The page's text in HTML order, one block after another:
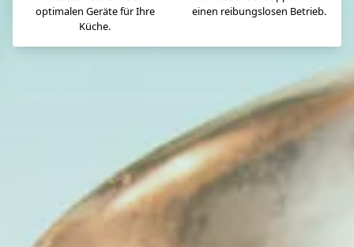
optimalen Geräte für Ihre
Küche.
einen reibungslosen Betrieb.